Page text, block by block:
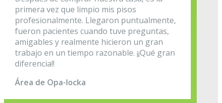
primera vez que limpio mis pisos
profesionalmente. Llegaron puntualmente,
fueron pacientes cuando tuve preguntas,
amigables y realmente hicieron un gran
trabajo en un tiempo razonable. ¡¡Qué gran
diferencia!!
Área de Opa-locka